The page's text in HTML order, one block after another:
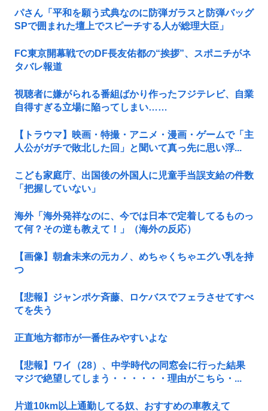
パさん「平和を願う式典なのに防弾ガラスと防弾バッグ
SPで囲まれた壇上でスピーチする人が総理大臣」
FC東京開幕戦でのDF長友佑都の“挨拶”、スポニチがネ
タバレ報道
視聴者に嫌がられる番組ばかり作ったフジテレビ、自業
自得すぎる立場に陥ってしまい……
【トラウマ】映画・特撮・アニメ・漫画・ゲームで「主
人公がガチで敗北した回」と聞いて真っ先に思い浮...
こども家庭庁、出国後の外国人に児童手当誤支給の件数
「把握していない」
海外「海外発祥なのに、今では日本で定着してるものっ
て何？その逆も教えて！」（海外の反応）
【画像】朝倉未来の元カノ、めちゃくちゃエグい乳を持
つ
【悲報】ジャンポケ斉藤、ロケバスでフェラさせてすべ
てを失う
正直地方都市が一番住みやすいよな
【悲報】ワイ（28）、中学時代の同窓会に行った結果
マジで絶望してしまう・・・・・・理由がこちら・...
片道10km以上通勤してる奴、おすすめの車教えて